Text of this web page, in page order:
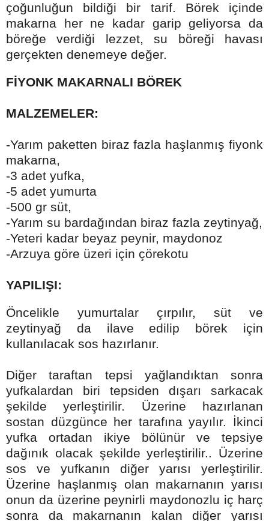
çoğunluğun bildiği bir tarif. Börek içinde
makarna her ne kadar garip geliyorsa da
böreğe verdiği lezzet, su böreği havası
gerçekten denemeye değer.
FİYONK MAKARNALI BÖREK
MALZEMELER:
-Yarım paketten biraz fazla haşlanmış fiyonk
makarna,
-3 adet yufka,
-5 adet yumurta
-500 gr süt,
-Yarım su bardağından biraz fazla zeytinyağ,
-Yeteri kadar beyaz peynir, maydonoz
-Arzuya göre üzeri için çörekotu
YAPILIŞI:
Öncelikle yumurtalar çırpılır, süt ve
zeytinyağ da ilave edilip börek için
kullanılacak sos hazırlanır.
Diğer taraftan tepsi yağlandıktan sonra
yufkalardan biri tepsiden dışarı sarkacak
şekilde yerleştirilir. Üzerine hazırlanan
sostan düzgünce her tarafına yayılır. İkinci
yufka ortadan ikiye bölünür ve tepsiye
dağınık olacak şekilde yerleştirilir.. Üzerine
sos ve yufkanın diğer yarısı yerleştirilir.
Üzerine haşlanmış olan makarnanın yarısı
onun da üzerine peynirli maydonozlu iç harç
sonra da makarnanın kalan diğer yarısı